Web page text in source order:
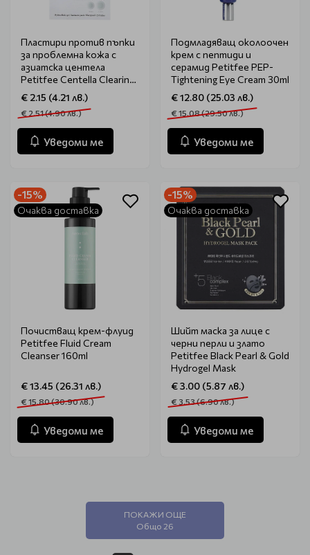
Пластири против пъпки
за проблемна кожа с
азиатска центела
Petitfee Centella Clearing
Spot Patch 23br
€ 2.15 (4.21 лв.)
€ 2.51 (4.90 лв.)
Уведоми ме
Подмладяващ околоочен
крем с пептиди и
серамид Petitfee PEP-
Tightening Eye Cream 30ml
€ 12.80 (25.03 лв.)
€ 15.08 (29.50 лв.)
Уведоми ме
-15%
Очаква доставка
Почистващ крем-флуид
Petitfee Fluid Cream
Cleanser 160ml
€ 13.45 (26.31 лв.)
€ 15.80 (30.90 лв.)
Уведоми ме
-15%
Очаква доставка
Шийт маска за лице с
черни перли и злато
Petitfee Black Pearl & Gold
Hydrogel Mask
€ 3.00 (5.87 лв.)
€ 3.53 (6.90 лв.)
Уведоми ме
ПОКАЖИ ОЩЕ
Общо 26